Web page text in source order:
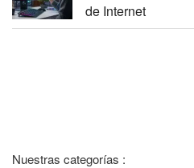
de Internet
Nuestras categorías :